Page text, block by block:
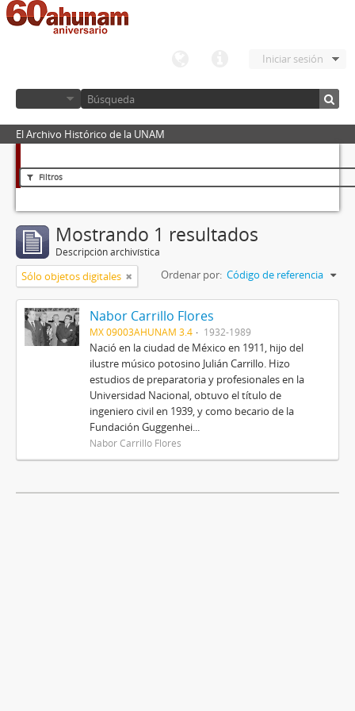
Iniciar sesión
El Archivo Histórico de la UNAM
Filtros
Mostrando 1 resultados
Descripción archivística
Sólo objetos digitales Ordenar por: Código de referencia
Nabor Carrillo Flores
MX 09003AHUNAM 3.4 1932-1989
Nació en la ciudad de México en 1911, hijo del
ilustre músico potosino Julián Carrillo. Hizo
estudios de preparatoria y profesionales en la
Universidad Nacional, obtuvo el título de
ingeniero civil en 1939, y como becario de la
Fundación Guggenhei...
Nabor Carrillo Flores